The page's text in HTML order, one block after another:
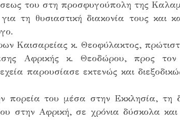
του στη προσφυγούπολη της
τη θυσιαστική διακονία τους και
Καισαρείας κ. Θεοφύλακτος,
Αφρικής κ. Θεοδώρου, προς τον
παρουσίασε εκτενώς και
του μέσα στην Εκκλησία, τη
στην Αφρική, σε χρόνια δύσκολα